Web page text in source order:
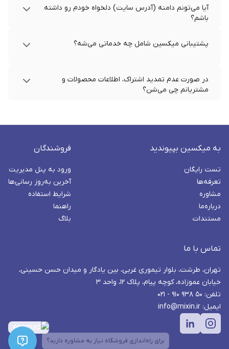
آیا می‌تونم دامنه (آدرس سایت) دلخواه خودم رو داشته
باشم؟
پشتیبانی میکسین شامل چه خدماتی می‌شه؟
در صورت عدم تمدید اشتراک، اطلاعات محصولات و
مشتریانم چی می‌شن؟
به میکسین بپیوندید
تست رایگان
تعرفه‌ها
مشاوره
درباره‌ما
مستندات
فروشندگان
ورود به پنل مدیریت
آخرین به‌روز رسانی‌ها
شرایط استفاده
راهنما
بلاگ
تماس با ما
تهران، طرشت، بلوار تیموری غربی، بین یادگار و میدان حسن حسینی،
خیابان عموزاده، کوچه پیام، پلاک ۱۲، واحد ۳
تلفن: ۵۰ ۹۳۸ ۹۱۰ - ۰۲۱
ایمیل: info@mixin.ir
برای راه‌اندازی فروشگاه نیاز به مشاوره دارید؟